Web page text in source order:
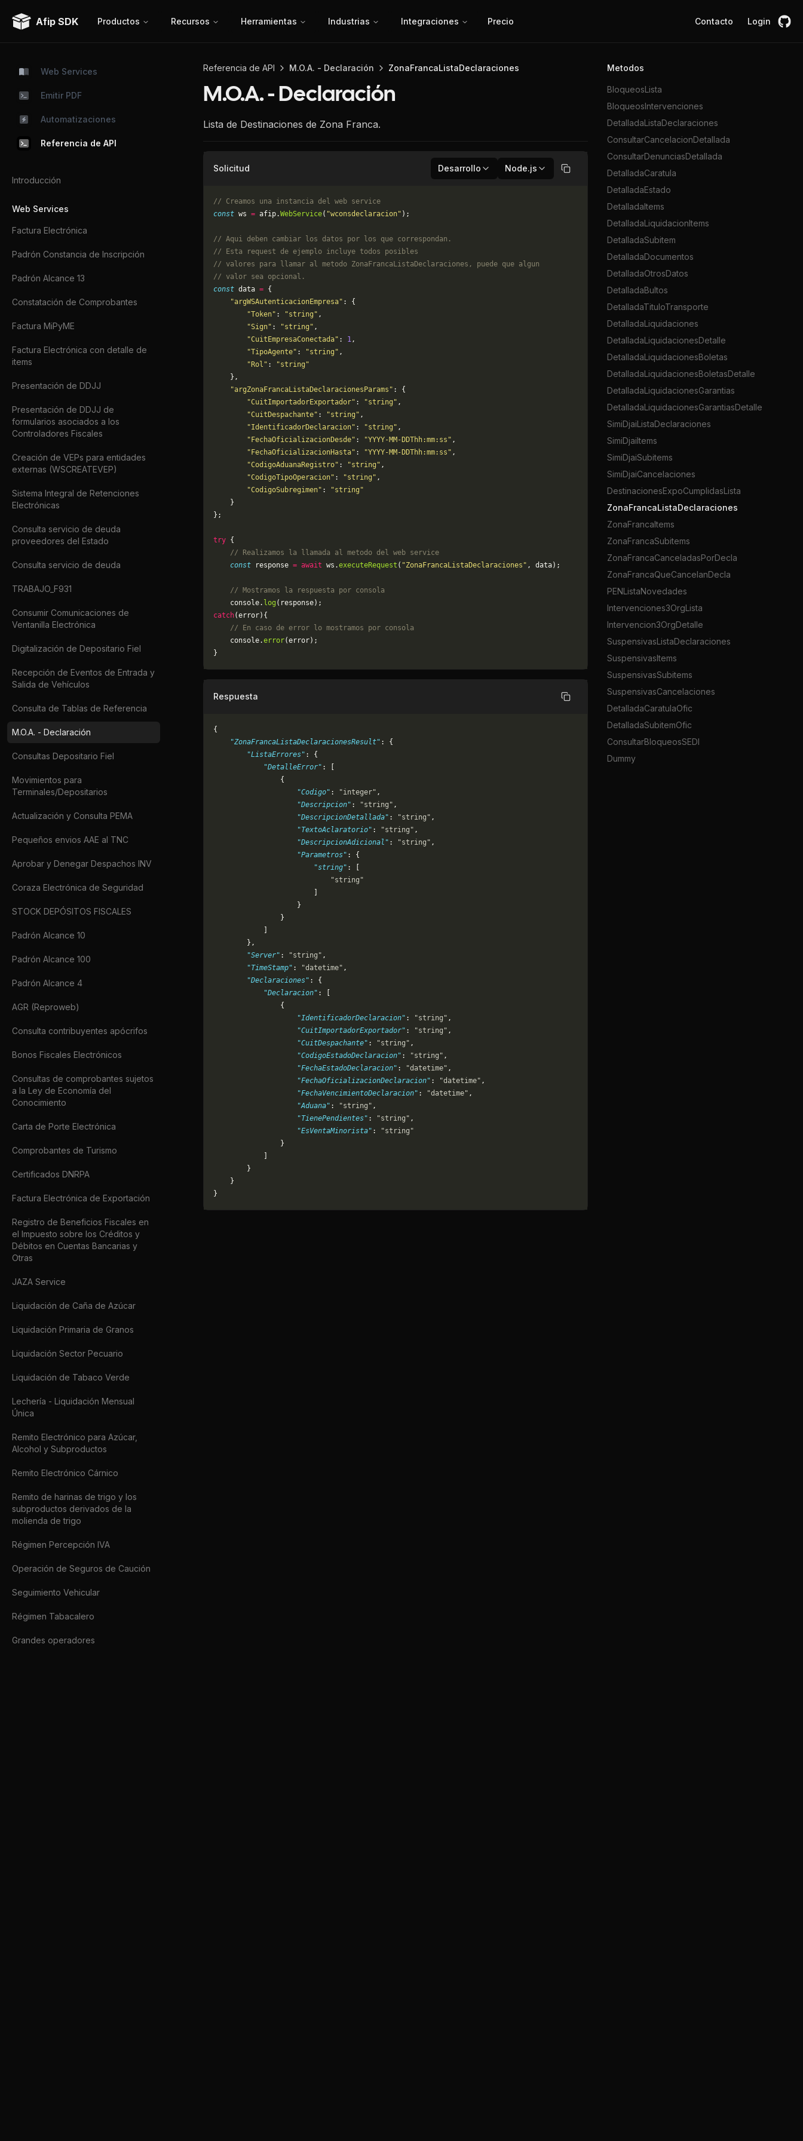
Afip SDK Productos Recursos Herramientas Industrias Integraciones Precio Contacto Login
Web Services
Emitir PDF
Automatizaciones
Referencia de API
Introducción
Web Services
Factura Electrónica
Padrón Constancia de Inscripción
Padrón Alcance 13
Constatación de Comprobantes
Factura MiPyME
Factura Electrónica con detalle de
items
Presentación de DDJJ
Presentación de DDJJ de
formularios asociados a los
Controladores Fiscales
Creación de VEPs para entidades
externas (WSCREATEVEP)
Sistema Integral de Retenciones
Electrónicas
Consulta servicio de deuda
proveedores del Estado
Consulta servicio de deuda
TRABAJO_F931
Consumir Comunicaciones de
Ventanilla Electrónica
Digitalización de Depositario Fiel
Recepción de Eventos de Entrada y
Salida de Vehículos
Consulta de Tablas de Referencia
M.O.A. - Declaración
Consultas Depositario Fiel
Movimientos para
Terminales/Depositarios
Actualización y Consulta PEMA
Pequeños envios AAE al TNC
Aprobar y Denegar Despachos INV
Coraza Electrónica de Seguridad
STOCK DEPÓSITOS FISCALES
Padrón Alcance 10
Padrón Alcance 100
Padrón Alcance 4
AGR (Reproweb)
Consulta contribuyentes apócrifos
Bonos Fiscales Electrónicos
Consultas de comprobantes sujetos
a la Ley de Economía del
Conocimiento
Carta de Porte Electrónica
Comprobantes de Turismo
Certificados DNRPA
Factura Electrónica de Exportación
Registro de Beneficios Fiscales en
el Impuesto sobre los Créditos y
Débitos en Cuentas Bancarias y
Otras
JAZA Service
Liquidación de Caña de Azúcar
Liquidación Primaria de Granos
Liquidación Sector Pecuario
Liquidación de Tabaco Verde
Lechería - Liquidación Mensual
Única
Remito Electrónico para Azúcar,
Alcohol y Subproductos
Remito Electrónico Cárnico
Remito de harinas de trigo y los
subproductos derivados de la
molienda de trigo
Régimen Percepción IVA
Operación de Seguros de Caución
Seguimiento Vehicular
Régimen Tabacalero
Grandes operadores
Referencia de API M.O.A. - Declaración ZonaFrancaListaDeclaraciones
M.O.A. - Declaración
Lista de Destinaciones de Zona Franca.
Solicitud Desarrollo Node.js Copiar
// Creamos una instancia del web service
const ws = afip.WebService( "wconsdeclaracion" );
// Aqui deben cambiar los datos por los que correspondan.
// Esta request de ejemplo incluye todos posibles
// valores para llamar al metodo ZonaFrancaListaDeclaraciones, puede que algun
// valor sea opcional.
const data = {
    "argWSAutenticacionEmpresa"
: {
        "Token"
: "string" ,
        "Sign"
: "string" ,
        "CuitEmpresaConectada"
: 1,
        "TipoAgente"
: "string" ,
        "Rol"
:
"string"
    },
    "argZonaFrancaListaDeclaracionesParams"
: {
        "CuitImportadorExportador"
: "string" ,
        "CuitDespachante"
: "string" ,
        "IdentificadorDeclaracion"
: "string" ,
        "FechaOficializacionDesde"
: "YYYY-MM-DDThh:mm:ss" ,
        "FechaOficializacionHasta"
: "YYYY-MM-DDThh:mm:ss" ,
        "CodigoAduanaRegistro"
: "string" ,
        "CodigoTipoOperacion"
: "string" ,
        "CodigoSubregimen"
:
"string"
    }
};
try {
    // Realizamos la llamada al metodo del web service
    const
response = await ws.executeRequest ( "ZonaFrancaListaDeclaraciones" , data);
    // Mostramos la respuesta por consola
    console.
log (response);
catch(error){
    // En caso de error lo mostramos por consola
	console.
error(error);
}
Respuesta Copiar
{
    "ZonaFrancaListaDeclaracionesResult"
: {
        "ListaErrores"
: {
            "DetalleError"
: [
                {
                    "Codigo"
: "integer" ,
                    "Descripcion"
: "string" ,
                    "DescripcionDetallada"
: "string" ,
                    "TextoAclaratorio"
: "string" ,
                    "DescripcionAdicional"
: "string" ,
                    "Parametros"
: {
                        "string"
: [
                            "string"
                    }
                }
        },
        "Server"
: "string" ,
        "TimeStamp"
: "datetime" ,
        "Declaraciones"
: {
            "Declaracion"
: [
                {
                    "IdentificadorDeclaracion"
: "string" ,
                    "CuitImportadorExportador"
: "string" ,
                    "CuitDespachante"
: "string" ,
                    "CodigoEstadoDeclaracion"
: "string" ,
                    "FechaEstadoDeclaracion"
: "datetime" ,
                    "FechaOficializacionDeclaracion"
: "datetime" ,
                    "FechaVencimientoDeclaracion"
: "datetime" ,
                    "Aduana"
: "string" ,
                    "TienePendientes"
: "string" ,
                    "EsVentaMinorista"
:
"string"
                }
        }
    }
}
Metodos
BloqueosLista
BloqueosIntervenciones
DetalladaListaDeclaraciones
ConsultarCancelacionDetallada
ConsultarDenunciasDetallada
DetalladaCaratula
DetalladaEstado
DetalladaItems
DetalladaLiquidacionItems
DetalladaSubitem
DetalladaDocumentos
DetalladaOtrosDatos
DetalladaBultos
DetalladaTituloTransporte
DetalladaLiquidaciones
DetalladaLiquidacionesDetalle
DetalladaLiquidacionesBoletas
DetalladaLiquidacionesBoletasDetalle
DetalladaLiquidacionesGarantias
DetalladaLiquidacionesGarantiasDetalle
SimiDjaiListaDeclaraciones
SimiDjaiItems
SimiDjaiSubitems
SimiDjaiCancelaciones
DestinacionesExpoCumplidasLista
ZonaFrancaListaDeclaraciones
ZonaFrancaItems
ZonaFrancaSubitems
ZonaFrancaCanceladasPorDecla
ZonaFrancaQueCancelanDecla
PENListaNovedades
Intervenciones3OrgLista
Intervencion3OrgDetalle
SuspensivasListaDeclaraciones
SuspensivasItems
SuspensivasSubitems
SuspensivasCancelaciones
DetalladaCaratulaOfic
DetalladaSubitemOfic
ConsultarBloqueosSEDI
Dummy